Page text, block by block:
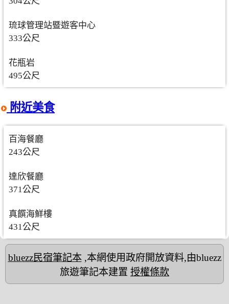
琉球管理站暨遊客中心
333公尺
花瓶岩
495公尺
附近美食
百海餐廳
243公尺
達欣餐廳
371公尺
真饌海鮮樓
431公尺
bluezz民宿筆記本,本網使用政府開放資料,由bluezz
旅遊筆記本建置 授權條款